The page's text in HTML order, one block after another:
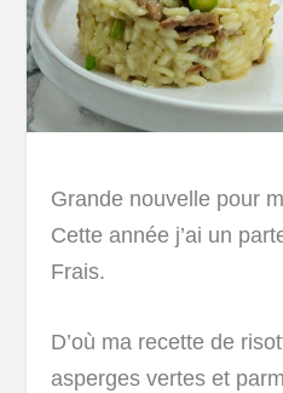
Grande nouvelle pour
Cette année j’ai un
Frais.
D’où ma recette de
asperges vertes et